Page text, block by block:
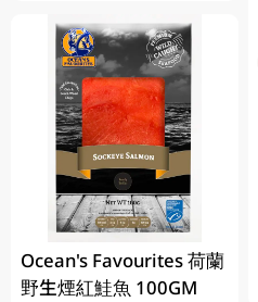
Ocean's Favourites 荷蘭
野生煙紅鮭魚 100GM